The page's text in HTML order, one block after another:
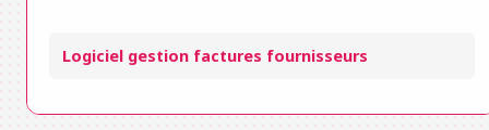
Logiciel gestion factures fournisseurs